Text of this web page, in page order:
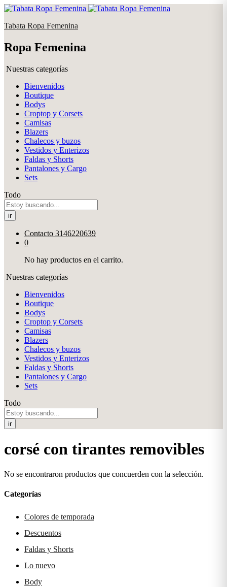
Tabata Ropa Femenina
Ropa Femenina
Nuestras categorías
Bienvenidos
Boutique
Bodys
Croptop y Corsets
Camisas
Blazers
Chalecos y buzos
Vestidos y Enterizos
Faldas y Shorts
Pantalones y Cargo
Sets
Todo
ir
Contacto 3146220639
0
No hay productos en el carrito.
Nuestras categorías
Bienvenidos
Boutique
Bodys
Croptop y Corsets
Camisas
Blazers
Chalecos y buzos
Vestidos y Enterizos
Faldas y Shorts
Pantalones y Cargo
Sets
Todo
ir
corsé con tirantes removibles
No se encontraron productos que concuerden con la selección.
Categorías
Colores de temporada
Descuentos
Faldas y Shorts
Lo nuevo
Body